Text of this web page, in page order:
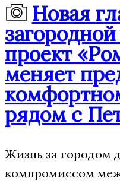
Новая
проект
меняет
рядом с
Жизнь за городом
компромиссом